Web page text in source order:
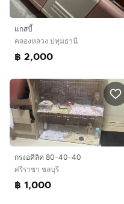
แกสบี้
คลองหลวง ปทุมธานี
฿ 2,000
กรงอคิลิค 80-40-40
ศรีราชา ชลบุรี
฿ 1,000